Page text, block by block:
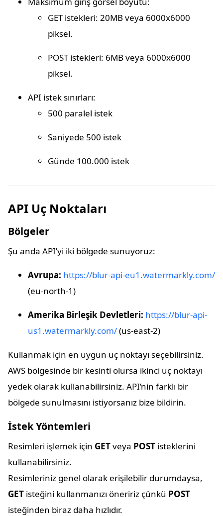
GET istekleri: 20MB veya 6000x6000
piksel.
POST istekleri: 6MB veya 6000x6000
piksel.
API istek sınırları:
500 paralel istek
Saniyede 500 istek
Günde 100.000 istek
API Uç Noktaları
Bölgeler
Şu anda API’yi iki bölgede sunuyoruz:
Avrupa: https://blur-api-eu1.watermarkly.com/
(eu-north-1)
Amerika Birleşik Devletleri: https://blur-api-
us1.watermarkly.com/(us-east-2)
Kullanmak için en uygun uç noktayı seçebilirsiniz.
AWS bölgesinde bir kesinti olursa ikinci uç noktayı
yedek olarak kullanabilirsiniz. API’nin farklı bir
bölgede sunulmasını istiyorsanız bize bildirin.
İstek Yöntemleri
Resimleri işlemek için GETveya POST isteklerini
kullanabilirsiniz.
Resimleriniz genel olarak erişilebilir durumdaysa,
GET isteğini kullanmanızı öneririz çünkü POST
isteğinden biraz daha hızlıdır.